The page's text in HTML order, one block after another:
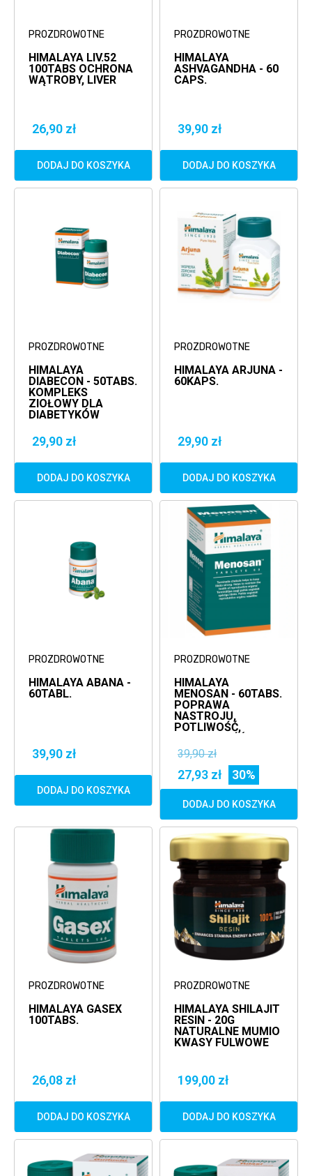
PROZDROWOTNE
HIMALAYA LIV.52
100TABS OCHRONA
WĄTROBY, LIVER
26,90 zł
DODAJ DO KOSZYKA
PROZDROWOTNE
HIMALAYA
ASHVAGANDHA - 60
CAPS.
39,90 zł
DODAJ DO KOSZYKA
PROZDROWOTNE
HIMALAYA
DIABECON - 50TABS.
KOMPLEKS
ZIOŁOWY DLA
DIABETYKÓW
29,90 zł
DODAJ DO KOSZYKA
PROZDROWOTNE
HIMALAYA ARJUNA -
60KAPS.
29,90 zł
DODAJ DO KOSZYKA
PROZDROWOTNE
HIMALAYA ABANA -
60TABL.
39,90 zł
DODAJ DO KOSZYKA
PROZDROWOTNE
HIMALAYA
MENOSAN - 60TABS.
POPRAWA
NASTROJU,
POTLIWOŚĆ,
39,90 zł
27,93 zł 30%
DODAJ DO KOSZYKA
PROZDROWOTNE
HIMALAYA GASEX
100TABS.
26,08 zł
DODAJ DO KOSZYKA
PROZDROWOTNE
HIMALAYA SHILAJIT
RESIN - 20G
NATURALNE MUMIO
KWASY FULWOWE
199,00 zł
DODAJ DO KOSZYKA